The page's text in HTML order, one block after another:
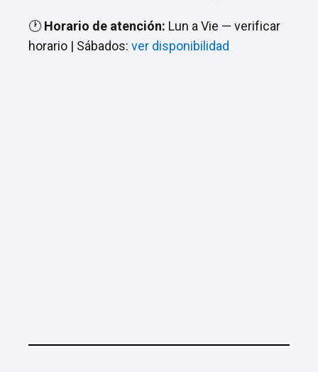
🕐Horario de atención: Lun a Vie — verificar
horario | Sábados: ver disponibilidad